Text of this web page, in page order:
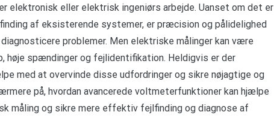
elektronisk eller elektrisk ingeniørs arbejde. Uanset om det er
af eksisterende systemer, er præcision og pålidelighed
problemer. Men elektriske målinger kan være
høje spændinger og fejlidentifikation. Heldigvis er der
med at overvinde disse udfordringer og sikre nøjagtige og
på, hvordan avancerede voltmeterfunktioner kan hjælpe
måling og sikre mere effektiv fejlfinding og diagnose af